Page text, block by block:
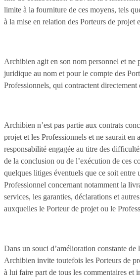
limite à la fourniture de ces moyens, tels
à la mise en relation des Porteurs de projet
Archibien agit en son nom personnel et ne
juridique au nom et pour le compte des
Professionnels, qui contractent directement
Archibien n’est pas partie aux contrats
projet et les Professionnels et ne saurait en
responsabilité engagée au titre des
de la conclusion ou de l’exécution de ces
quelques litiges éventuels que ce soit entre
Professionnel concernant notamment la
services, les garanties, déclarations et
auxquelles le Porteur de projet ou le
Dans un souci d’amélioration constante de
Archibien invite toutefois les Porteurs de
à lui faire part de tous les commentaires et